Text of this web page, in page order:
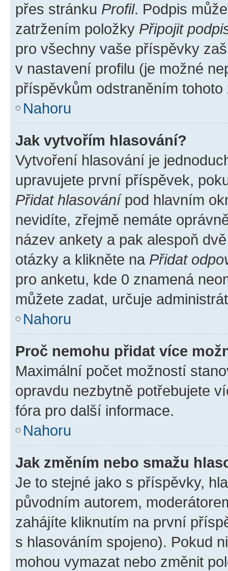
přes stránku Profil. Podpis
zatržením položky Připojit
pro všechny vaše příspěvky
v nastavení profilu (je možné
příspěvkům odstraněním
Nahoru
Jak vytvořím hlasování?
Vytvoření hlasování je
upravujete první příspěvek,
Přidat hlasovánípod hlavním
nevidíte, zřejmě nemáte
název ankety a pak alespoň
otázky a klikněte na Přidat
pro anketu, kde 0 znamená
můžete zadat, určuje
Nahoru
Proč nemohu přidat více
Maximální počet možností
opravdu nezbytně potřebujete
fóra pro další informace.
Nahoru
Jak změním nebo smažu
Je to stejné jako s příspěvky,
původním autorem,
zahájíte kliknutím na první
s hlasováním spojeno). Pokud
mohou vymazat nebo změnit